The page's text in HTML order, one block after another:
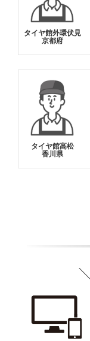
タイヤ館外環伏見
京都府
タイヤ館高松
香川県